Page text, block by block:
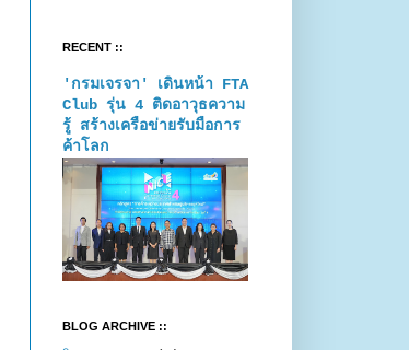
RECENT ::
'กรมเจรจา' เดินหน้า FTA
Club รุ่น 4 ติดอาวุธความ
รู้ สร้างเครือข่ายรับมือการ
ค้าโลก
BLOG ARCHIVE ::